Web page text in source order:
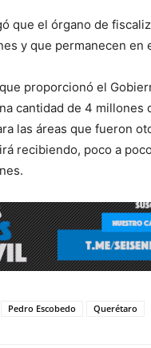
que el órgano de
y que permanecen
proporcionó el
cantidad de 4
las áreas que fueron
recibiendo, poco a
Pedro Escobedo Querétaro